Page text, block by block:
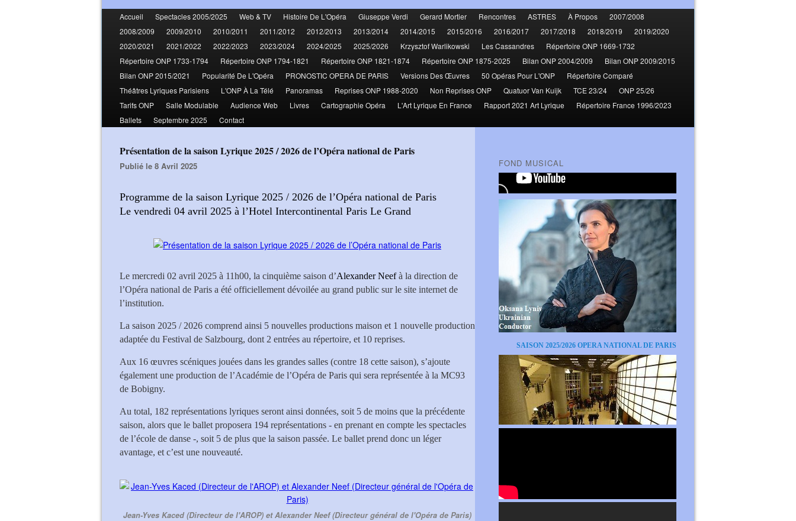
Accueil Spectacles 2005/2025 Web & TV Histoire De L'Opéra Giuseppe Verdi Gerard Mortier Rencontres ASTRES À Propos
2007/2008
2008/2009
2009/2010 2010/2011 2011/2012 2012/2013 2013/2014 2014/2015 2015/2016 2016/2017 2017/2018 2018/2019
2019/2020
2020/2021
2021/2022 2022/2023 2023/2024 2024/2025 2025/2026 Krzysztof Warlikowski Les Cassandres
Répertoire ONP 1669-1732
Répertoire ONP 1733-1794
Répertoire ONP 1794-1821 Répertoire ONP 1821-1874 Répertoire ONP 1875-2025 Bilan ONP 2004/2009
Bilan ONP 2009/2015
Bilan ONP 2015/2021
Popularité De L'Opéra PRONOSTIC OPERA DE PARIS Versions Des Œuvres 50 Opéras Pour L'ONP
Répertoire Comparé
Théâtres Lyriques Parisiens
L'ONP À La Télé Panoramas Reprises ONP 1988-2020 Non Reprises ONP Quatuor Van Kuijk TCE 23/24
ONP 25/26
Tarifs ONP
Salle Modulable Audience Web Livres Cartographie Opéra L'Art Lyrique En France Rapport 2021 Art Lyrique
Répertoire France 1996/2023
Ballets
Septembre 2025 Contact
Présentation de la saison Lyrique 2025 / 2026 de l’Opéra national de Paris
Publié le 8 Avril 2025
Programme de la saison Lyrique 2025 / 2026 de l’Opéra national de Paris
Le vendredi 04 avril 2025 à l’Hotel Intercontinental Paris Le Grand
Le mercredi 02 avril 2025 à 11h00, la cinquième saison d’Alexander Neefà la direction de
l’Opéra national de Paris a été officiellement dévoilée au grand public sur le site internet de
l’institution.
La saison 2025 / 2026 comprend ainsi 5 nouvelles productions maison et 1 nouvelle production
adaptée du Festival de Salzbourg, dont 2 entrées au répertoire, et 10 reprises.
Aux 16 œuvres scéniques jouées dans les grandes salles (contre 18 cette saison), s’ajoute
également une production de l’Académie de l’Opéra de Paris qui sera représentée à la MC93
de Bobigny.
Au total, 182 représentations lyriques seront ainsi données, soit 5 de moins que la précédente
saison, alors que le ballet proposera 194 représentations - en prenant en compte les spectacles
de l’école de danse -, soit 5 de plus que la saison passée. Le ballet prend donc un léger
avantage, et c’est une nouveauté.
Jean-Yves Kaced (Directeur de l'AROP) et Alexander Neef (Directeur général de l'Opéra de Paris)
FOND MUSICAL
SAISON 2025/2026 OPERA NATIONAL DE PARIS